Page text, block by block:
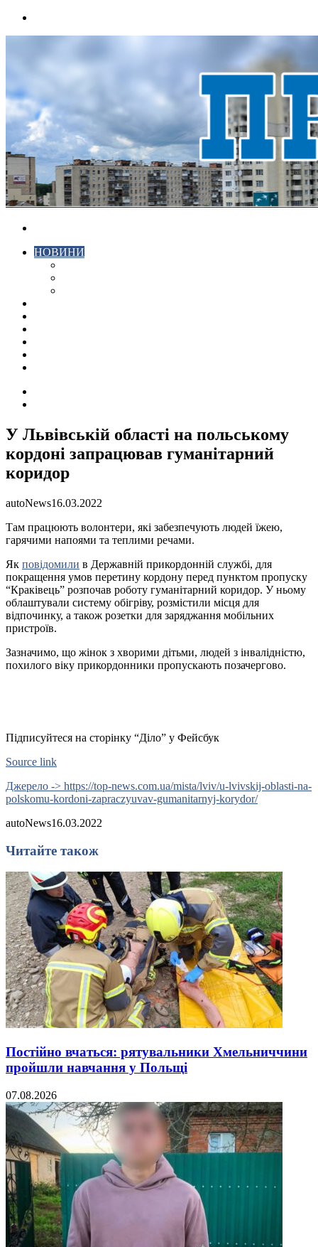
НОВИНИ
У Львівській області на польському
кордоні запрацював гуманітарний
коридор
autoNews16.03.2022
Там працюють волонтери, які забезпечують людей їжею,
гарячими напоями та теплими речами.
Як повідомили в Державній прикордонній службі, для
покращення умов перетину кордону перед пунктом пропуску
“Краківець” розпочав роботу гуманітарний коридор. У ньому
облаштували систему обігріву, розмістили місця для
відпочинку, а також розетки для заряджання мобільних
пристроїв.
Зазначимо, що жінок з хворими дітьми, людей з інвалідністю,
похилого віку прикордонники пропускають позачергово.
Підписуйтеся на сторінку “Діло” у Фейсбук
Source link
Джерело -> https://top-news.com.ua/mista/lviv/u-lvivskij-oblasti-na-
polskomu-kordoni-zapraczyuvav-gumanitarnyj-korydor/
autoNews16.03.2022
Читайте також
Постійно вчаться: рятувальники Хмельниччини
пройшли навчання у Польщі
07.08.2026